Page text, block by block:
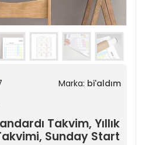
Marka: bi'aldım
Takvim, Yıllık
Sunday Start